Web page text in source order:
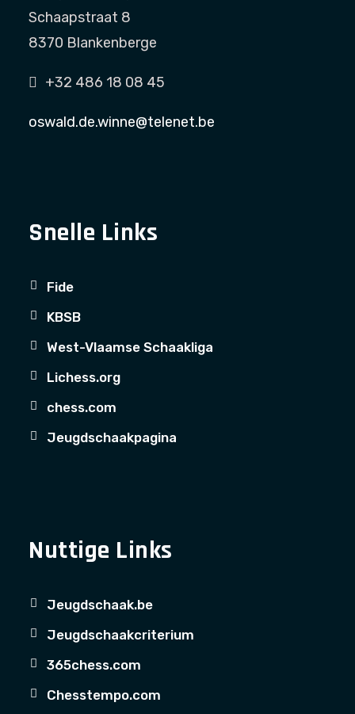
Schaapstraat 8
8370 Blankenberge
+32 486 18 08 45
oswald.de.winne@telenet.be
Snelle Links
Fide
KBSB
West-Vlaamse Schaakliga
Lichess.org
chess.com
Jeugdschaakpagina
Nuttige Links
Jeugdschaak.be
Jeugdschaakcriterium
365chess.com
Chesstempo.com